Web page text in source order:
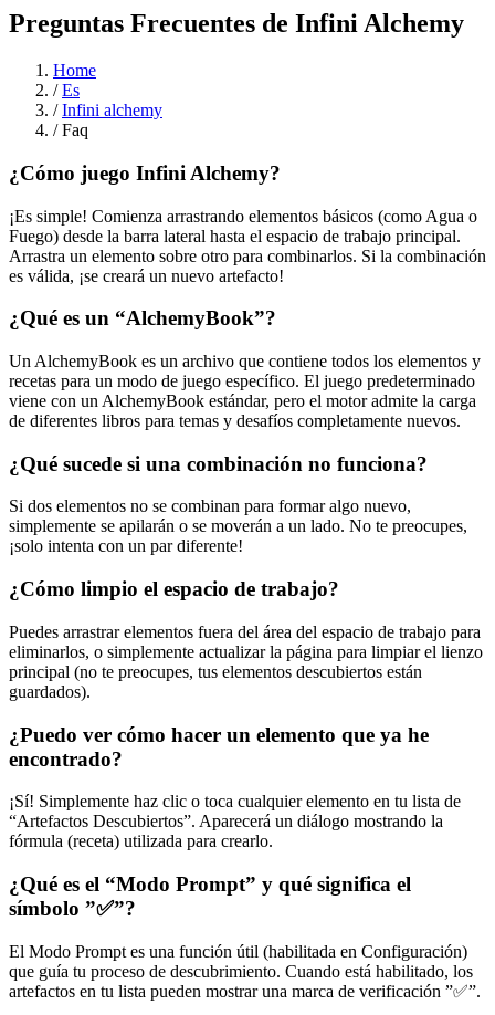
Preguntas Frecuentes de Infini Alchemy
Home
/ Es
/ Infini alchemy
/ Faq
¿Cómo juego Infini Alchemy?
¡Es simple! Comienza arrastrando elementos básicos (como Agua o
Fuego) desde la barra lateral hasta el espacio de trabajo principal.
Arrastra un elemento sobre otro para combinarlos. Si la combinación
es válida, ¡se creará un nuevo artefacto!
¿Qué es un “AlchemyBook”?
Un AlchemyBook es un archivo que contiene todos los elementos y
recetas para un modo de juego específico. El juego predeterminado
viene con un AlchemyBook estándar, pero el motor admite la carga
de diferentes libros para temas y desafíos completamente nuevos.
¿Qué sucede si una combinación no funciona?
Si dos elementos no se combinan para formar algo nuevo,
simplemente se apilarán o se moverán a un lado. No te preocupes,
¡solo intenta con un par diferente!
¿Cómo limpio el espacio de trabajo?
Puedes arrastrar elementos fuera del área del espacio de trabajo para
eliminarlos, o simplemente actualizar la página para limpiar el lienzo
principal (no te preocupes, tus elementos descubiertos están
guardados).
¿Puedo ver cómo hacer un elemento que ya he
encontrado?
¡Sí! Simplemente haz clic o toca cualquier elemento en tu lista de
“Artefactos Descubiertos”. Aparecerá un diálogo mostrando la
fórmula (receta) utilizada para crearlo.
¿Qué es el “Modo Prompt” y qué significa el
símbolo ”✅”?
El Modo Prompt es una función útil (habilitada en Configuración)
que guía tu proceso de descubrimiento. Cuando está habilitado, los
artefactos en tu lista pueden mostrar una marca de verificación ”✅”.